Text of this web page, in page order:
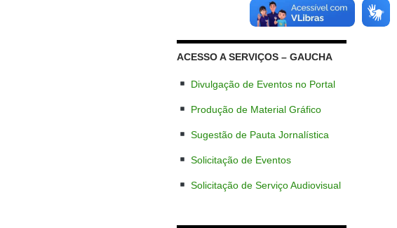
ACESSO A SERVIÇOS – GAUCHA
Divulgação de Eventos no Portal
Produção de Material Gráfico
Sugestão de Pauta Jornalística
Solicitação de Eventos
Solicitação de Serviço Audiovisual